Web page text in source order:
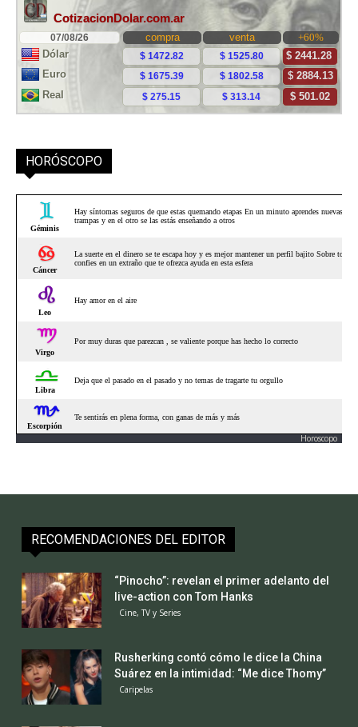
HORÓSCOPO
Horoscopo
RECOMENDACIONES DEL EDITOR
“Pinocho”: revelan el primer adelanto del
live-action con Tom Hanks
Cine, TV y Series
Rusherking contó cómo le dice la China
Suárez en la intimidad: “Me dice Thomy”
Caripelas